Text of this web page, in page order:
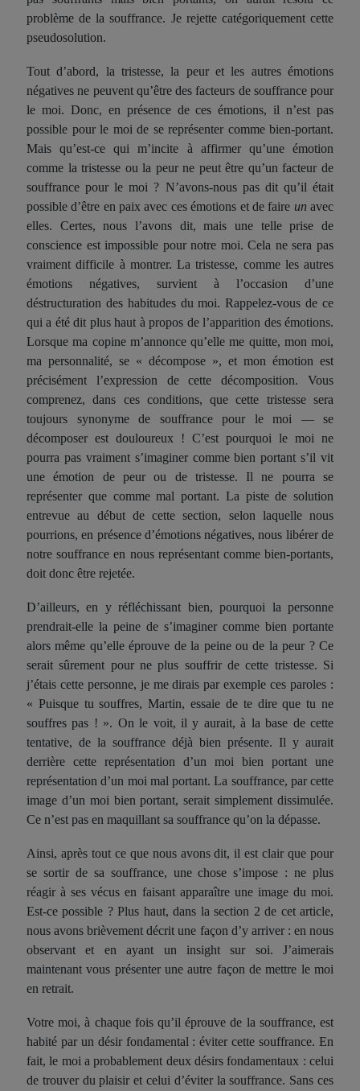
problème de la souffrance. Je rejette catégoriquement cette
pseudosolution.
Tout d’abord, la tristesse, la peur et les autres émotions
négatives ne peuvent qu’être des facteurs de souffrance pour
le moi. Donc, en présence de ces émotions, il n’est pas
possible pour le moi de se représenter comme bien-portant.
Mais qu’est-ce qui m’incite à affirmer qu’une émotion
comme la tristesse ou la peur ne peut être qu’un facteur de
souffrance pour le moi ? N’avons-nous pas dit qu’il était
possible d’être en paix avec ces émotions et de faire un avec
elles. Certes, nous l’avons dit, mais une telle prise de
conscience est impossible pour notre moi. Cela ne sera pas
vraiment difficile à montrer. La tristesse, comme les autres
émotions négatives, survient à l’occasion d’une
déstructuration des habitudes du moi. Rappelez-vous de ce
qui a été dit plus haut à propos de l’apparition des émotions.
Lorsque ma copine m’annonce qu’elle me quitte, mon moi,
ma personnalité, se « décompose », et mon émotion est
précisément l’expression de cette décomposition. Vous
comprenez, dans ces conditions, que cette tristesse sera
toujours synonyme de souffrance pour le moi — se
décomposer est douloureux ! C’est pourquoi le moi ne
pourra pas vraiment s’imaginer comme bien portant s’il vit
une émotion de peur ou de tristesse. Il ne pourra se
représenter que comme mal portant. La piste de solution
entrevue au début de cette section, selon laquelle nous
pourrions, en présence d’émotions négatives, nous libérer de
notre souffrance en nous représentant comme bien-portants,
doit donc être rejetée.
D’ailleurs, en y réfléchissant bien, pourquoi la personne
prendrait-elle la peine de s’imaginer comme bien portante
alors même qu’elle éprouve de la peine ou de la peur ? Ce
serait sûrement pour ne plus souffrir de cette tristesse. Si
j’étais cette personne, je me dirais par exemple ces paroles :
« Puisque tu souffres, Martin, essaie de te dire que tu ne
souffres pas ! ». On le voit, il y aurait, à la base de cette
tentative, de la souffrance déjà bien présente. Il y aurait
derrière cette représentation d’un moi bien portant une
représentation d’un moi mal portant. La souffrance, par cette
image d’un moi bien portant, serait simplement dissimulée.
Ce n’est pas en maquillant sa souffrance qu’on la dépasse.
Ainsi, après tout ce que nous avons dit, il est clair que pour
se sortir de sa souffrance, une chose s’impose : ne plus
réagir à ses vécus en faisant apparaître une image du moi.
Est-ce possible ? Plus haut, dans la section 2 de cet article,
nous avons brièvement décrit une façon d’y arriver : en nous
observant et en ayant un insight sur soi. J’aimerais
maintenant vous présenter une autre façon de mettre le moi
en retrait.
Votre moi, à chaque fois qu’il éprouve de la souffrance, est
habité par un désir fondamental : éviter cette souffrance. En
fait, le moi a probablement deux désirs fondamentaux : celui
de trouver du plaisir et celui d’éviter la souffrance. Sans ces